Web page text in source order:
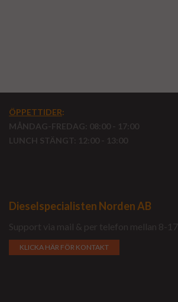
ÖPPETTIDER:
MÅNDAG-FREDAG: 08:00 - 17:00
LUNCH STÄNGT: 12:00 - 13:00
Dieselspecialisten Norden AB
Support via mail & per telefon mellan 8-17.
KLICKA HÄR FÖR KONTAKT